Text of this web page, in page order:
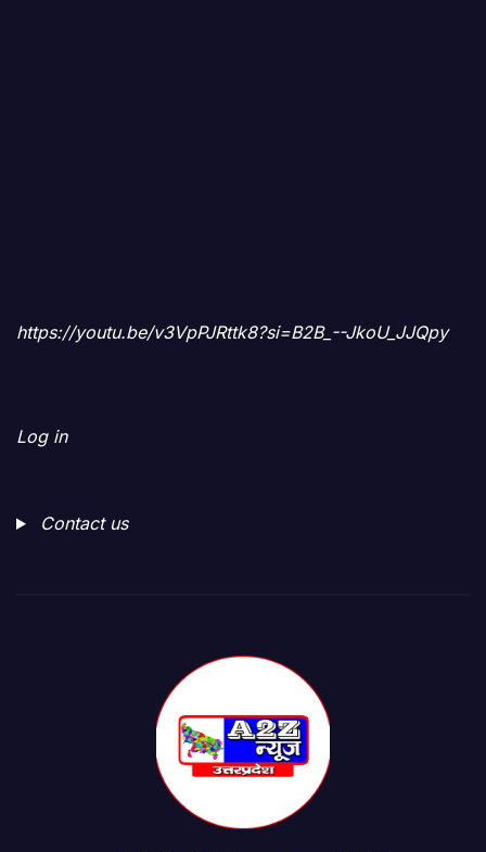
https://youtu.be/v3VpPJRttk8?si=B2B_--JkoU_JJQpy
Log in
Contact us